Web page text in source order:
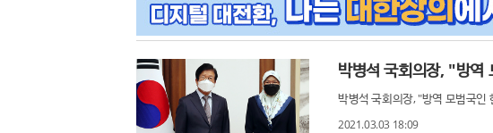
박병석 국회의장, "방역 모범국인
2021.03.03 18:09